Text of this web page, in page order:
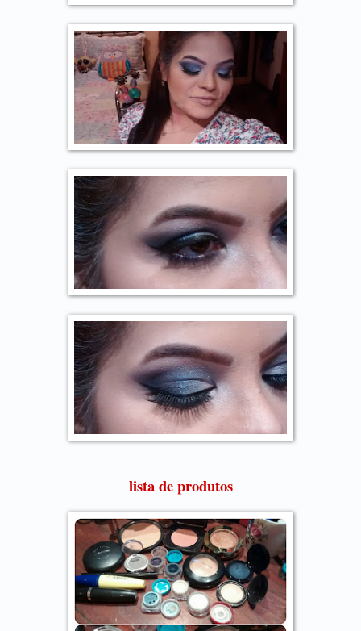
lista de produtos